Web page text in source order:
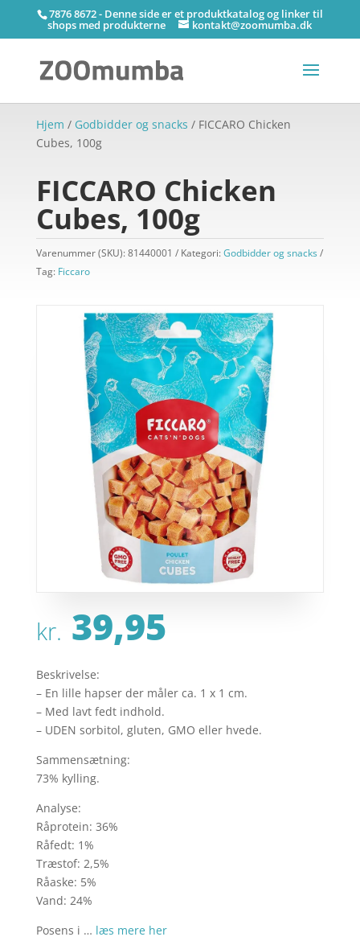
7876 8672 - Denne side er et produktkatalog og linker til
shops med produkterne kontakt@zoomumba.dk
Hjem / Godbidder og snacks / FICCARO Chicken
Cubes, 100g
FICCARO Chicken
Cubes, 100g
Varenummer (SKU): 81440001 Kategori: Godbidder og snacks
Tag: Ficcaro
kr. 39,95
Beskrivelse:
– En lille hapser der måler ca. 1 x 1 cm.
– Med lavt fedt indhold.
– UDEN sorbitol, gluten, GMO eller hvede.
Sammensætning:
73% kylling.
Analyse:
Råprotein: 36%
Råfedt: 1%
Træstof: 2,5%
Råaske: 5%
Vand: 24%
Posens i … læs mere her